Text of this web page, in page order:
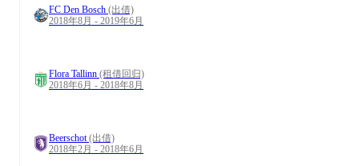
FC Den Bosch (出借)
2018年8月 - 2019年6月
Flora Tallinn (租借回归)
2018年6月 - 2018年8月
Beerschot(出借)
2018年2月 - 2018年6月